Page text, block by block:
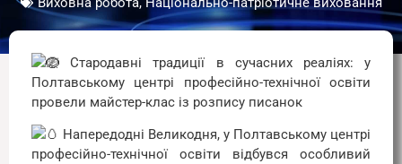
Стародавні традиції в сучасних реаліях: у
Полтавському центрі професійно-технічної освіти
провели майстер-клас із розпису писанок
Напередодні Великодня, у Полтавському центрі
професійно-технічної освіти відбувся особливий